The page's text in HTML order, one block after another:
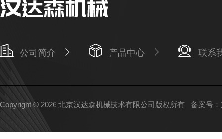
公司简介 产品中心 联系
Copyright © 2026 北京汉达森机械技术有限公司版权所有 备案号：